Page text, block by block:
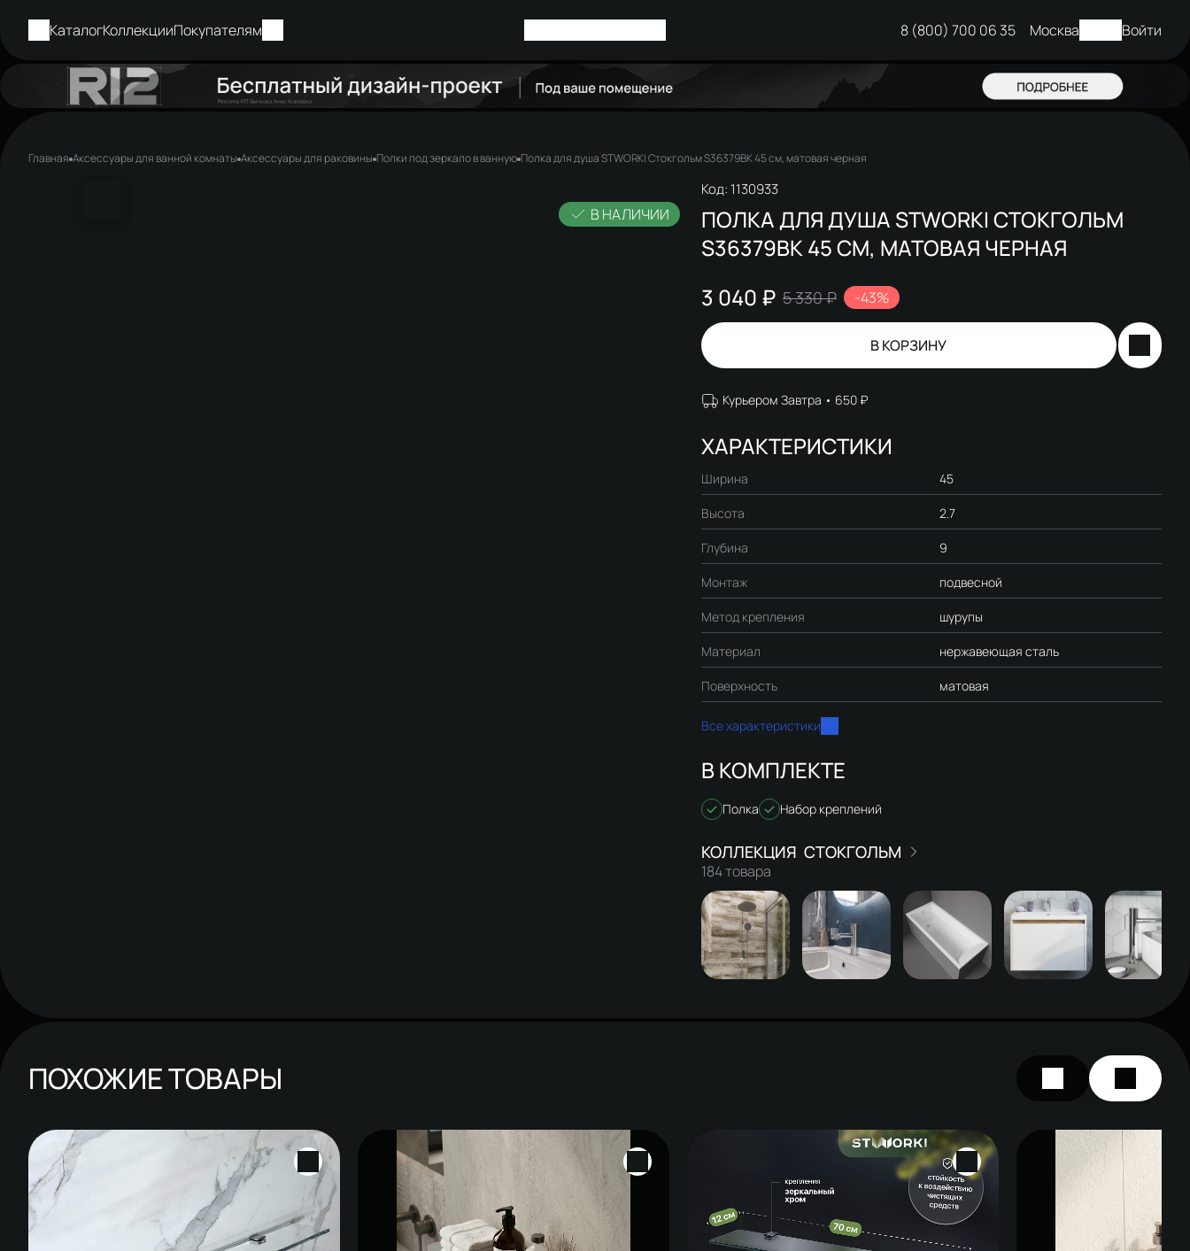
КаталогКоллекцииПокупателям 8 (800) 700 06 35 Москва Войти
Главная Аксессуары для ванной комнаты Аксессуары для раковины Полки под зеркало в ванную Полка для душа STWORKI Стокгольм S36379BK 45 см, матовая черная
В НАЛИЧИИ
Код: 1130933
ПОЛКА ДЛЯ ДУША STWORKI СТОКГОЛЬМ
S36379BK 45 СМ, МАТОВАЯ ЧЕРНАЯ
3 040 ₽ 5 330 ₽ -43%
В КОРЗИНУ
Курьером Завтра 650 ₽
ХАРАКТЕРИСТИКИ
Ширина 45
Высота 2.7
Глубина 9
Монтаж подвесной
Метод крепления шурупы
Материал нержавеющая сталь
Поверхность матовая
Все характеристики
В КОМПЛЕКТЕ
Полка Набор креплений
СТОКГОЛЬМ
184 товара
ПОХОЖИЕ ТОВАРЫ